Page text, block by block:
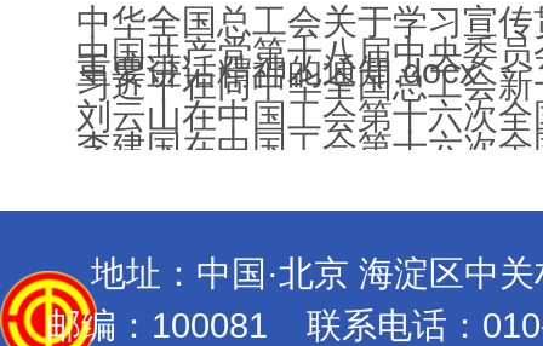
中华全国总工会关于学习宣
重要讲话精神的通知.docx
中国共产党第十八届中央委
习近平在同中华全国总工会
刘云山在中国工会第十六次
李建国在中国工会第十六次
地址：中国·北京 海淀区中
邮编：100081 联系电话：